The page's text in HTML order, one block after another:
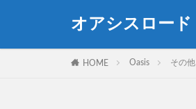
オアシスロード
HOME Oasis その他